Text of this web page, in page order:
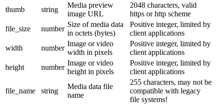
thumb
string
Media preview
image URL
2048 characters, valid
https or http scheme
file_size
number
Size of media data
in octets (bytes)
Positive integer, limited by
client applications
width
number
Image or video
width in pixels
Positive integer, limited by
client applications
height
number
Image or video
height in pixels
Positive integer, limited by
client applications
file_name string
Media data file
name
255 characters, may not be
compatible with legacy
file systems!